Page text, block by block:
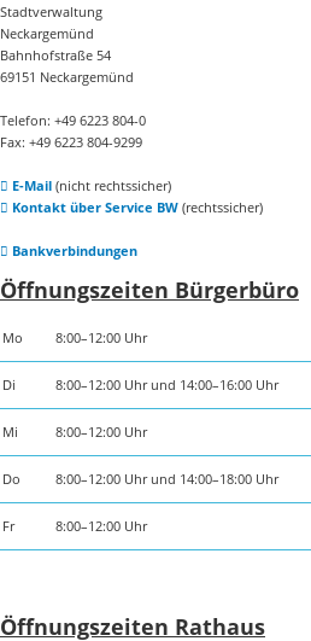
Stadtverwaltung
Neckargemünd
Bahnhofstraße 54
69151 Neckargemünd
Telefon: +49 6223 804-0
Fax: +49 6223 804-9299
E-Mail(nicht rechtssicher)
Kontakt über Service BW(rechtssicher)
Bankverbindungen
Öffnungszeiten Bürgerbüro
Mo 8:00–12:00 Uhr
Di 8:00–12:00 Uhr und 14:00–16:00 Uhr
Mi 8:00–12:00 Uhr
Do 8:00–12:00 Uhr und 14:00–18:00 Uhr
Fr 8:00–12:00 Uhr
Öffnungszeiten Rathaus